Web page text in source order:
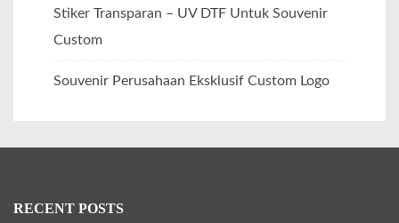
Stiker Transparan – UV DTF Untuk Souvenir
Custom
Souvenir Perusahaan Eksklusif Custom Logo
RECENT POSTS